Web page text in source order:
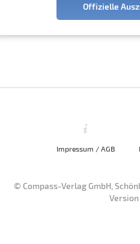
Offizielle
Impressum / AGB
© Compass-Verlag GmbH,
Version